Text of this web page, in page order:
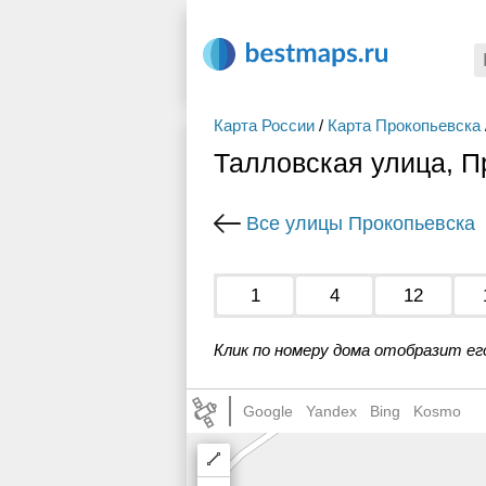
Карта России / Карта Прокопьевска
Талловская улица,
Все улицы Прокопьевска
1 4 12
Клик по номеру дома отобразит
Google Yandex Bing Kosmo
Draw